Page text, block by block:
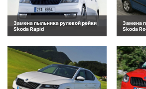
Замена пыльника рулевой рейки
Skoda Rapid
Замена
Skoda